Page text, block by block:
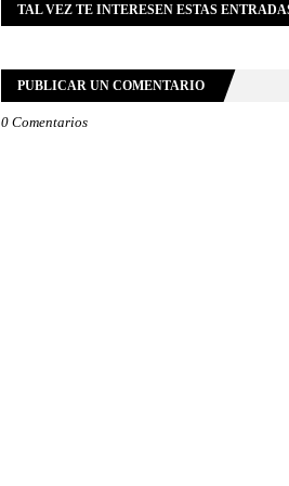
TAL VEZ TE INTERESEN ESTAS
PUBLICAR UN COMENTARIO
0 Comentarios